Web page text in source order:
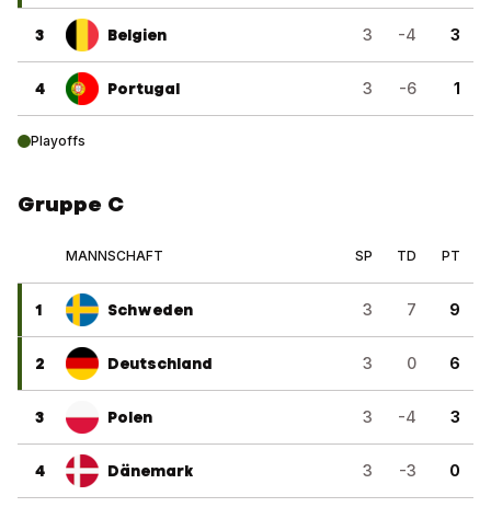
3 Belgien 3 -4 3
4 Portugal 3 -6 1
Playoffs
Gruppe C
MANNSCHAFT SP TD PT
1 Schweden 3 7 9
2 Deutschland 3 0 6
3 Polen 3 -4 3
4 Dänemark 3 -3 0